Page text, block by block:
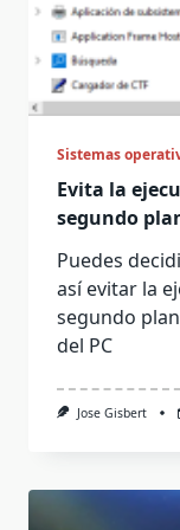
Sistemas
Evita la
segundo
Puedes
así evitar la
segundo
del PC
Jose Gisbert